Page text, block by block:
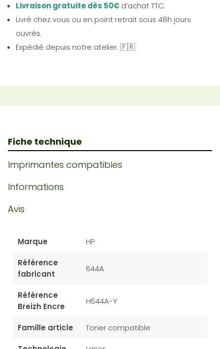
Livraison gratuite dès 50€ d’achat TTC.
Livré chez vous ou en point retrait sous 48h jours
ouvrés.
Expédié depuis notre atelier. 🇫🇷
Fiche technique
Imprimantes compatibles
Informations
Avis
Marque HP
Référence
fabricant
644A
Référence
Breizh Encre
H644A-Y
Famille article Toner compatible